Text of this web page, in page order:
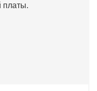
платы.